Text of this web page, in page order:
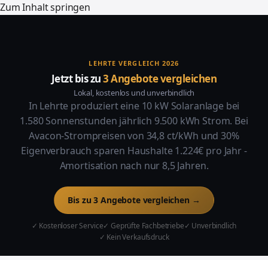
Zum Inhalt springen
LEHRTE VERGLEICH 2026
Jetzt bis zu3 Angebote vergleichen
Lokal, kostenlos und unverbindlich
In Lehrte produziert eine 10 kW Solaranlage bei
1.580 Sonnenstunden jährlich 9.500 kWh Strom. Bei
Avacon-Strompreisen von 34,8 ct/kWh und 30%
Eigenverbrauch sparen Haushalte 1.224€ pro Jahr -
Amortisation nach nur 8,5 Jahren.
Bis zu 3 Angebote vergleichen →
✓ Kostenloser Service✓ Geprüfte Fachbetriebe✓ Unverbindlich
✓ Kein Verkaufsdruck